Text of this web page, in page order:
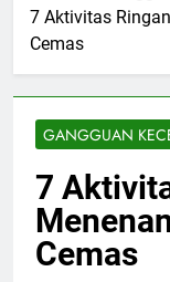
7 Aktivitas
Cemas
GANGGUAN
7
Cemas